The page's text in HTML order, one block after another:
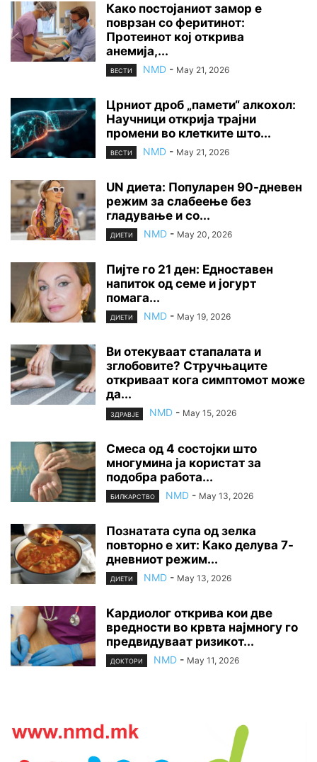
Како постојаниот замор е
поврзан со феритинот:
Протеинот кој открива
анемија,...
ВЕСТИ NMD - May 21, 2026
Црниот дроб „памети“ алкохол:
Научници открија трајни
промени во клетките што...
ВЕСТИ NMD - May 21, 2026
UN диета: Популарен 90-дневен
режим за слабеење без
гладување и со...
ДИЕТИ NMD - May 20, 2026
Пијте го 21 ден: Едноставен
напиток од семе и јогурт
помага...
ДИЕТИ NMD - May 19, 2026
Ви отекуваат стапалата и
зглобовите? Стручњаците
откриваат кога симптомот може
да...
ЗДРАВЈЕ NMD - May 15, 2026
Смеса од 4 состојки што
многумина ја користат за
подобра работа...
БИЛКАРСТВО NMD - May 13, 2026
Познатата супа од зелка
повторно е хит: Како делува 7-
дневниот режим...
ДИЕТИ NMD - May 13, 2026
Кардиолог открива кои две
вредности во крвта најмногу го
предвидуваат ризикот...
ДОКТОРИ NMD - May 11, 2026